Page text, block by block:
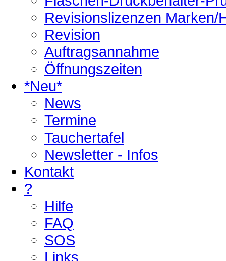
Revisionslizenzen Marken/
Revision
Auftragsannahme
Öffnungszeiten
*Neu*
News
Termine
Tauchertafel
Newsletter - Infos
Kontakt
?
Hilfe
FAQ
SOS
Links